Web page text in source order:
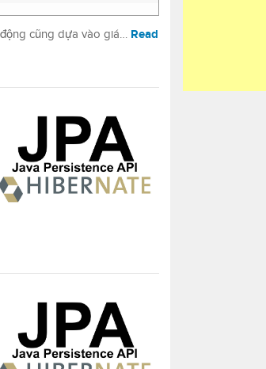
cũng dựa vào giá… Read